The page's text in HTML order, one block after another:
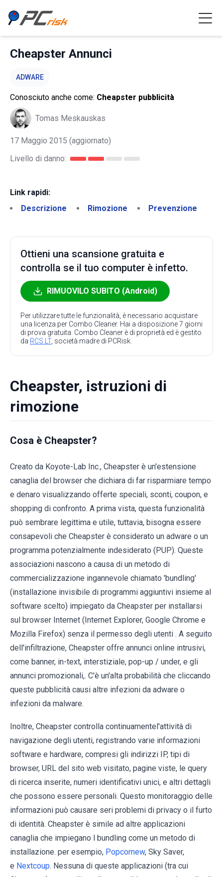
Cheapster Annunci
ADWARE
Conosciuto anche come: Cheapster pubblicità
Tomas Meskauskas
17 Maggio 2015 (aggiornato)
Livello di danno:
Link rapidi:
Descrizione
Rimozione Prevenzione
Ottieni una scansione gratuita e
controlla se il tuo computer è infetto.
RIMUOVILO SUBITO (Android)
Per utilizzare tutte le funzionalità, è necessario acquistare
una licenza per Combo Cleaner. Hai a disposizione 7 giorni
di prova gratuita. Combo Cleaner è di proprietà ed è gestito
da RCS LT, società madre di PCRisk.
Cheapster, istruzioni di
rimozione
Cosa è Cheapster?
Creato da Koyote-Lab Inc., Cheapster è un'estensione
canaglia del browser che dichiara di far risparmiare tempo
e denaro visualizzando offerte speciali, sconti, coupon, e
shopping di confronto. A prima vista, questa funzionalità
può sembrare legittima e utile, tuttavia, bisogna essere
consapevoli che Cheapster è considerato un adware o un
programma potenzialmente indesiderato (PUP). Queste
associazioni nascono a causa di un metodo di
commercializzazione ingannevole chiamato 'bundling'
(installazione invisibile di programmi aggiuntivi insieme al
software scelto) impiegato da Cheapster per installarsi
sul browser Internet (Internet Explorer, Google Chrome e
Mozilla Firefox) senza il permesso degli utenti . A seguito
dell'infiltrazione, Cheapster offre annunci online intrusivi,
come banner, in-text, interstiziale, pop-up / under, e gli
annunci promozionali,. C'è un'alta probabilità che cliccando
queste pubblicità causi altre infezioni da adware o
infezioni da malware.
Inoltre, Cheapster controlla continuamentel'attività di
navigazione degli utenti, registrando varie informazioni
software e hardware, compresi gli indirizzi IP, tipi di
browser, URL del sito web visitato, pagine viste, le query
di ricerca inserite, numeri identificativi unici, e altri dettagli
che possono essere personali. Questo monitoraggio delle
informazioni può causare seri problemi di privacy o il furto
di identità. Cheapster è simile ad altre applicazioni
canaglia che impiegano l bundling come un metodo di
installazione. per esempio, Popcornew, Sky Saver,
e Nextcoup. Nessuna di queste applicazioni (tra cui